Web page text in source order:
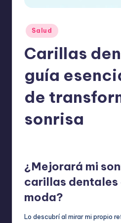
Publicado
en
Salud
Carillas
guía
de
sonrisa
¿Mejorará mi
carillas dentales
moda?
Lo descubrí al mirar mi propio